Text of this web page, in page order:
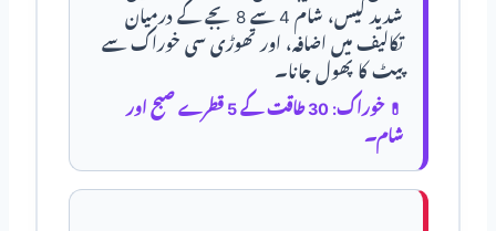
شدید گیس، شام 4 سے 8 بجے کے درمیان
تکالیف میں اضافہ، اور تھوڑی سی خوراک سے
پیٹ کا پھول جانا۔
💊خوراک:
30 طاقت کے 5 قطرے صبح اور
شام۔